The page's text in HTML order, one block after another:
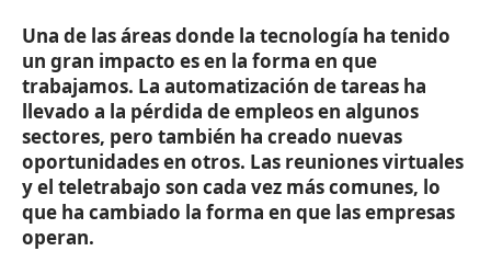
Una de las áreas donde la tecnología ha tenido
un gran impacto es en la forma en que
trabajamos. La automatización de tareas ha
llevado a la pérdida de empleos en algunos
sectores, pero también ha creado nuevas
oportunidades en otros. Las reuniones virtuales
y el teletrabajo son cada vez más comunes, lo
que ha cambiado la forma en que las empresas
operan.